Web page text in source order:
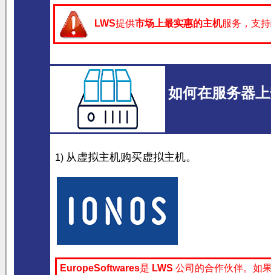
LWS提供市场上最实惠的主机服务，支持
如何在服务器
1) 从虚拟主机购买虚拟主机。
EuropeSoftwares是 LWS 公司的合作伙伴。如